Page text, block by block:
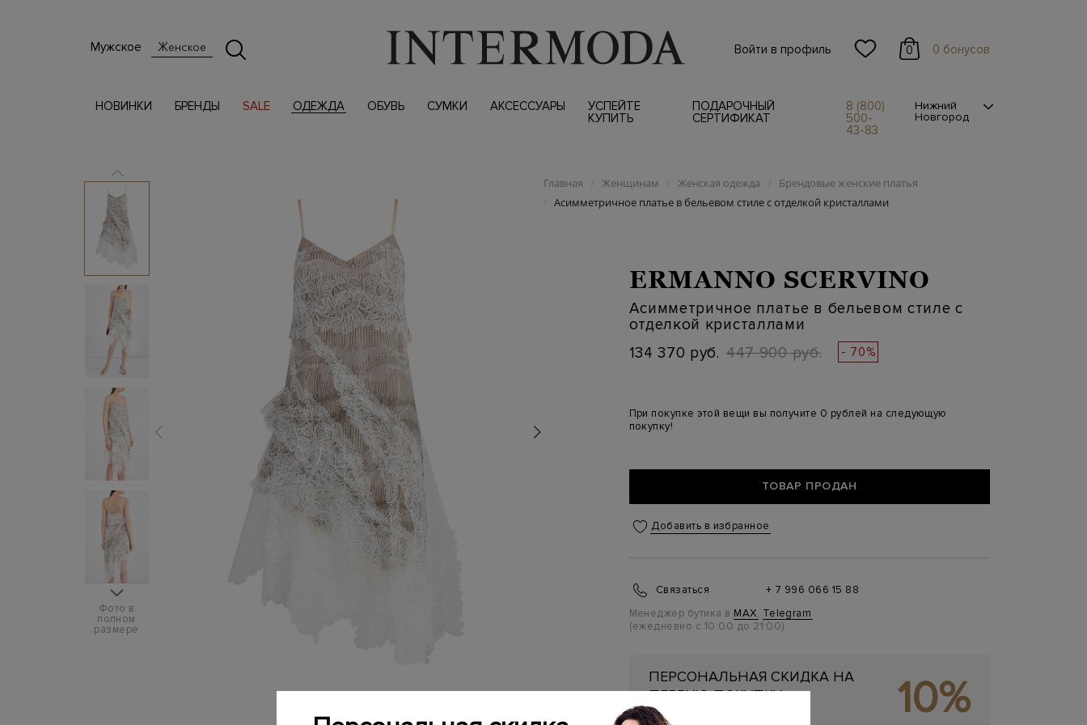
Мужское Женское Войти в профиль 0 0 бонусов
НОВИНКИ БРЕНДЫ SALE ОДЕЖДА ОБУВЬ СУМКИ АКСЕССУАРЫ
УСПЕЙТЕ
КУПИТЬ
ПОДАРОЧНЫЙ
СЕРТИФИКАТ
8 (800)
500-
43-83
Нижний
Новгород
Фото в
полном
размере
Главная / Женщинам / Женская одежда / Брендовые женские платья
/ Асимметричное платье в бельевом стиле с отделкой кристаллами
ERMANNO SCERVINO
Асимметричное платье в бельевом стиле с
отделкой кристаллами
134 370 руб. 447 900 руб. - 70%
При покупке этой вещи вы получите 0 рублей на следующую
покупку!
ТОВАР ПРОДАН
Добавить в избранное
Связаться
+ 7 996 066 15 88
Менеджер бутика в MAX, Telegram
(ежедневно с 10:00 до 21:00)
ПЕРСОНАЛЬНАЯ СКИДКА НА
ПЕРВУЮ ПОКУПКУ
Подробнее 10%